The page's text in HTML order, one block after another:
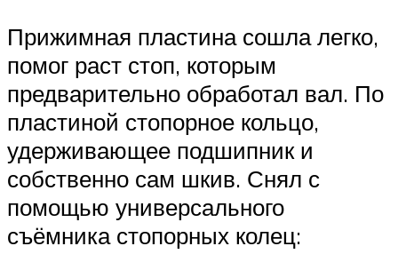
Прижимная пластина сошла легко,
помог раст стоп, которым
предварительно обработал вал. По
пластиной стопорное кольцо,
удерживающее подшипник и
собственно сам шкив. Снял с
помощью универсального
съёмника стопорных колец: